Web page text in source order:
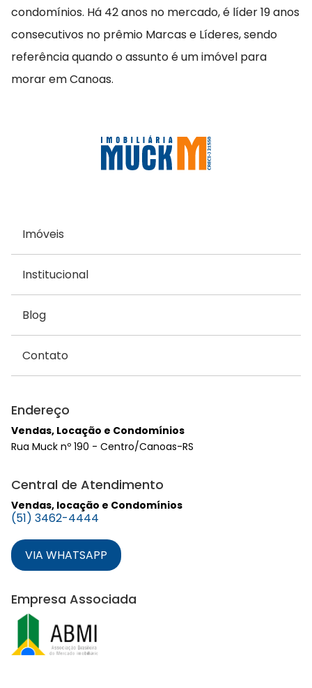
condomínios. Há 42 anos no mercado, é líder 19 anos
consecutivos no prêmio Marcas e Líderes, sendo
referência quando o assunto é um imóvel para
morar em Canoas.
Imóveis
Institucional
Blog
Contato
Endereço
Vendas, Locação e Condomínios
Rua Muck nº 190 - Centro/Canoas-RS
Central de Atendimento
Vendas, locação e Condomínios
(51) 3462-4444
VIA WHATSAPP
Empresa Associada